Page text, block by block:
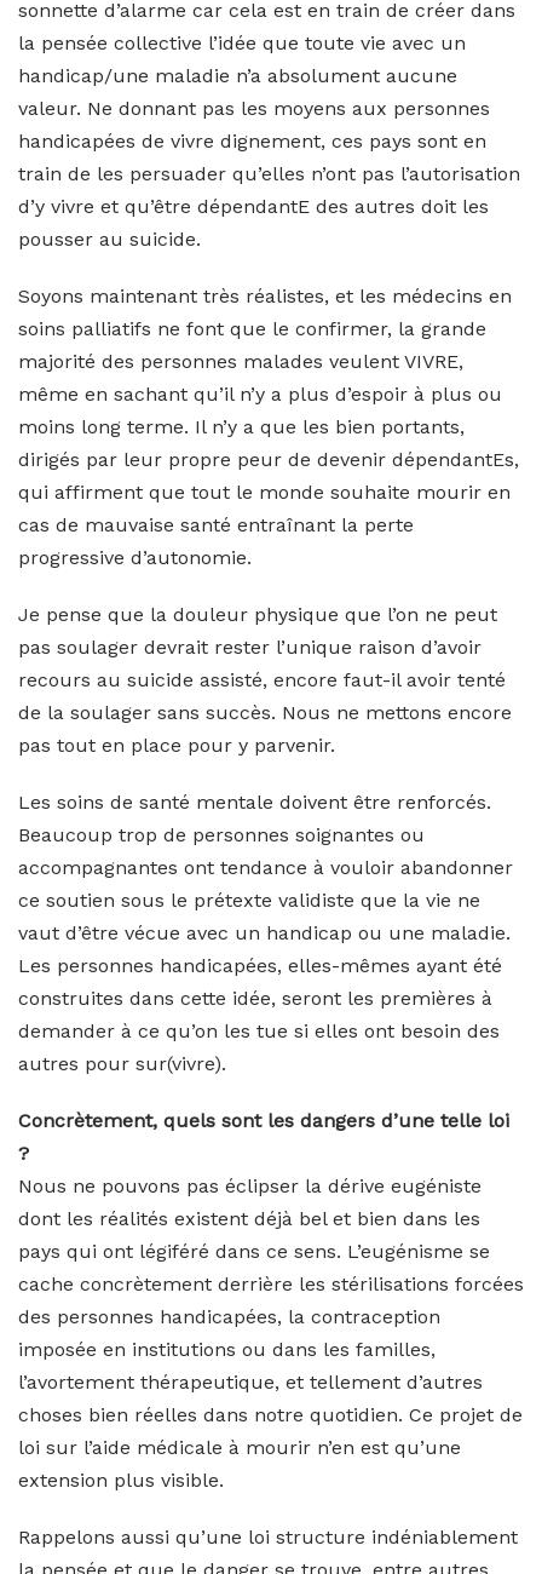
sonnette d’alarme car cela est en train de créer dans
la pensée collective l’idée que toute vie avec un
handicap/une maladie n’a absolument aucune
valeur. Ne donnant pas les moyens aux personnes
handicapées de vivre dignement, ces pays sont en
train de les persuader qu’elles n’ont pas l’autorisation
d’y vivre et qu’être dépendantE des autres doit les
pousser au suicide.
Soyons maintenant très réalistes, et les médecins en
soins palliatifs ne font que le confirmer, la grande
majorité des personnes malades veulent VIVRE,
même en sachant qu’il n’y a plus d’espoir à plus ou
moins long terme. Il n’y a que les bien portants,
dirigés par leur propre peur de devenir dépendantEs,
qui affirment que tout le monde souhaite mourir en
cas de mauvaise santé entraînant la perte
progressive d’autonomie.
Je pense que la douleur physique que l’on ne peut
pas soulager devrait rester l’unique raison d’avoir
recours au suicide assisté, encore faut-il avoir tenté
de la soulager sans succès. Nous ne mettons encore
pas tout en place pour y parvenir.
Les soins de santé mentale doivent être renforcés.
Beaucoup trop de personnes soignantes ou
accompagnantes ont tendance à vouloir abandonner
ce soutien sous le prétexte validiste que la vie ne
vaut d’être vécue avec un handicap ou une maladie.
Les personnes handicapées, elles-mêmes ayant été
construites dans cette idée, seront les premières à
demander à ce qu’on les tue si elles ont besoin des
autres pour sur(vivre).
Concrètement, quels sont les dangers d’une telle loi
?
Nous ne pouvons pas éclipser la dérive eugéniste
dont les réalités existent déjà bel et bien dans les
pays qui ont légiféré dans ce sens. L’eugénisme se
cache concrètement derrière les stérilisations forcées
des personnes handicapées, la contraception
imposée en institutions ou dans les familles,
l’avortement thérapeutique, et tellement d’autres
choses bien réelles dans notre quotidien. Ce projet de
loi sur l’aide médicale à mourir n’en est qu’une
extension plus visible.
Rappelons aussi qu’une loi structure indéniablement